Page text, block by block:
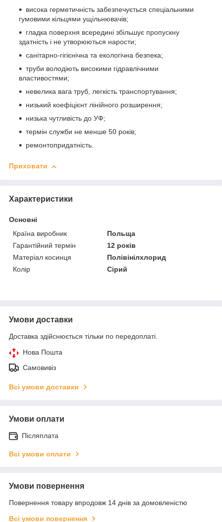
висока герметичність забезпечується спеціальними
гумовими кільцями ущільнювачів;
гладка поверхня всередині збільшує пропускну
здатність і не утворюються нарости;
санітарно-гігієнічна та екологічна безпека;
труби володіють високими гідравлічними
властивостями;
невелика вага труб, легкість транспортування;
низький коефіцієнт лінійного розширення;
низька чутливість до УФ;
термін служби не менше 50 років;
ремонтопридатність.
Приховати
Характеристики
Основні
Країна виробник
Польща
Гарантійний термін
12 років
Матеріал косинця
Полівінілхлорид
Колір
Сірий
Умови доставки
Доставка здійснюється тільки по передоплаті.
Нова Пошта
Самовивіз
Всі умови доставки
Умови оплати
Післяплата
Всі умови оплати
Умови повернення
Повернення товару впродовж 14 днів за домовленістю
Всі умови повернення